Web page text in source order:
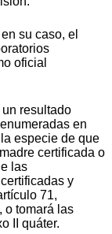
su caso, el
oficial
resultado
en
especie de que
certificada o
las
y
71,
o tomará las
II quáter.